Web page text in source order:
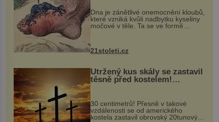
„nemoci králů“
Dna je zánětlivé onemocnění kloubů,
které vzniká kvůli nadbytku kyseliny
močové v těle. Ta se ve formě
nohou, a způsobuje bole...
21stoleti.cz
Utržený kus skály se zastavil
těsně před kostelem!
Ochránila ho boží síla?
30 centimetrů! Přesně v takové
vzdálenosti se od amerického
kostela zastavil obrovský 20tunový